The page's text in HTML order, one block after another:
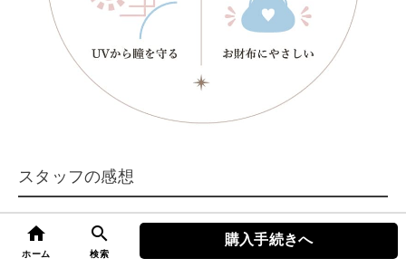
home
ホーム
search
検索
購入手続きへ
スタッフの感想
3色ともナチュラルになってリニューアルされたため、とても
自然でバレにくいカラコンになりました！学校や職場でもつけ